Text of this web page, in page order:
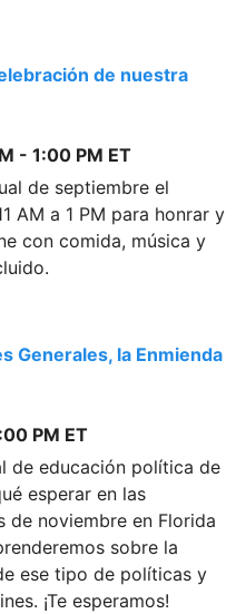
de nuestra
- 1:00 PM ET
de septiembre el
AM a 1 PM para honrar y
con comida, música y
Generales, la Enmienda
PM ET
de educación política de
esperar en las
de noviembre en Florida
sobre la
ese tipo de políticas y
¡Te esperamos!